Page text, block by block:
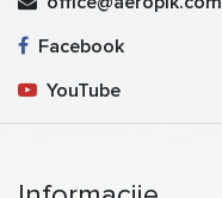
Facebook
YouTube